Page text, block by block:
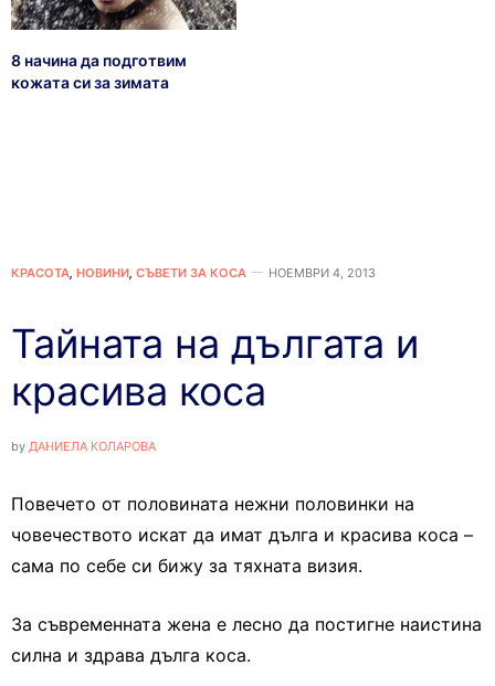
8 начина да подготвим
кожата си за зимата
КРАСОТА, НОВИНИ, СЪВЕТИ ЗА КОСА НОЕМВРИ 4, 2013
Тайната на дългата и
красива коса
by ДАНИЕЛА КОЛАРОВА
Повечето от половината нежни половинки на
човечеството искат да имат дълга и красива коса –
сама по себе си бижу за тяхната визия.
За съвременната жена е лесно да постигне наистина
силна и здрава дълга коса.